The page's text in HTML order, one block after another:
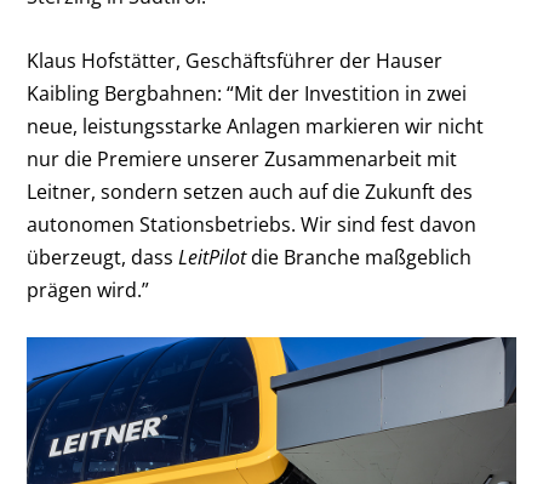
Klaus Hofstätter, Geschäftsführer der Hauser
Kaibling Bergbahnen: “Mit der Investition in zwei
neue, leistungsstarke Anlagen markieren wir nicht
nur die Premiere unserer Zusammenarbeit mit
Leitner, sondern setzen auch auf die Zukunft des
autonomen Stationsbetriebs. Wir sind fest davon
überzeugt, dassLeitPilotdie Branche maßgeblich
prägen wird.”